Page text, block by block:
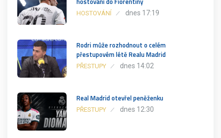
HOSTOVÁNÍ dnes 17:19
Rodri může rozhodnout o celém
přestupovém létě Realu Madrid
PŘESTUPY dnes 14:02
Real Madrid otevřel peněženku
PŘESTUPY dnes 12:30